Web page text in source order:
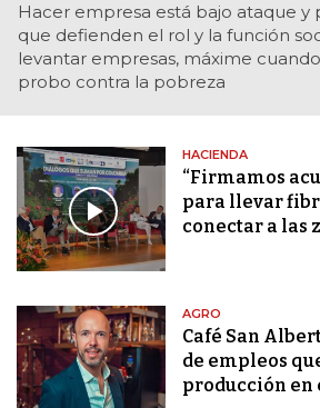
Hacer empresa está bajo ataque y
que defienden el rol y la función
levantar empresas, máxime
probo contra la pobreza
HACIENDA
“Firmamos
para llevar
conectar a las
AGRO
Café San
de empleos
producción en